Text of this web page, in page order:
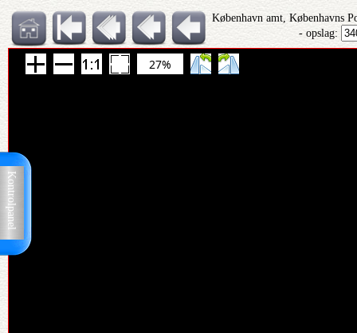
Kontrolpanel
København amt, Københavns
- opslag:
27%